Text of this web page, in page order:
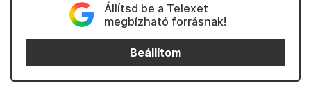
Állítsd be a Telexet
megbízható forrásnak!
Beállítom